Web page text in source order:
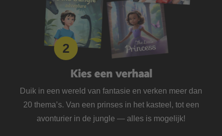
Kies een verhaal
Duik in een wereld van fantasie en verken meer dan
20 thema’s. Van een prinses in het kasteel, tot een
avonturier in de jungle — alles is mogelijk!